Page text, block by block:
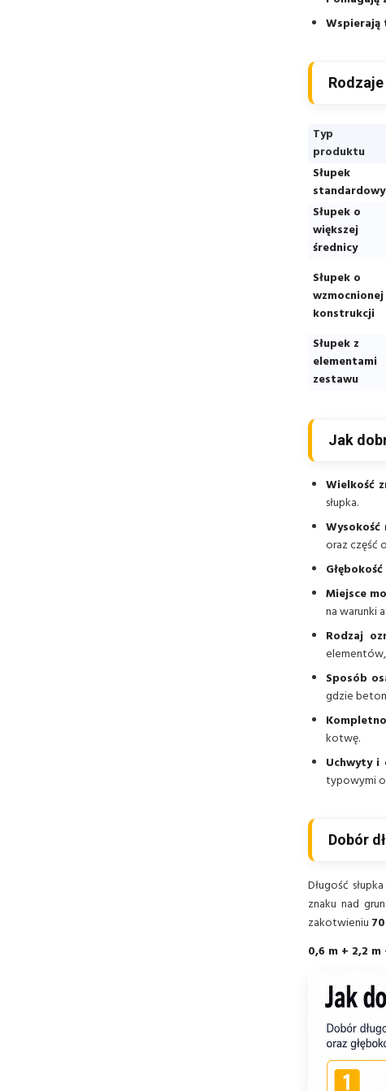
Wspierają
Typ
produktu
Słupek
standardowy
Słupek o
większej
średnicy
Słupek o
wzmocnionej
konstrukcji
Słupek z
elementami
zestawu
Jak
Wielkość
słupka.
Wysokość
oraz część
Miejsce
na warunki
Rodzaj
Sposób
gdzie
kotwę.
Uchwyty i
typowymi
Dobór
Długość
znaku nad
zakotwieniu
0,6 m + 2,2